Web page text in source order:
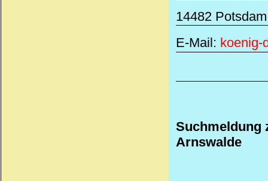
14482 Potsdam
E-Mail: koenig-
Suchmeldung
Arnswalde